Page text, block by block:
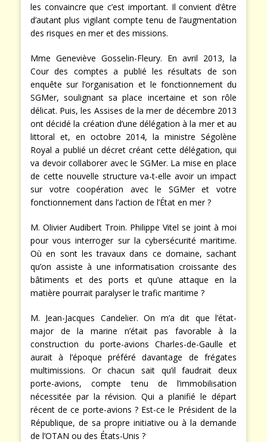
les convaincre que c’est important. Il convient d’être
d’autant plus vigilant compte tenu de l’augmentation
des risques en mer et des missions.
Mme Geneviève Gosselin-Fleury. En avril 2013, la
Cour des comptes a publié les résultats de son
enquête sur l’organisation et le fonctionnement du
SGMer, soulignant sa place incertaine et son rôle
délicat. Puis, les Assises de la mer de décembre 2013
ont décidé la création d’une délégation à la mer et au
littoral et, en octobre 2014, la ministre Ségolène
Royal a publié un décret créant cette délégation, qui
va devoir collaborer avec le SGMer. La mise en place
de cette nouvelle structure va-t-elle avoir un impact
sur votre coopération avec le SGMer et votre
fonctionnement dans l’action de l’État en mer ?
M. Olivier Audibert Troin. Philippe Vitel se joint à moi
pour vous interroger sur la cybersécurité maritime.
Où en sont les travaux dans ce domaine, sachant
qu’on assiste à une informatisation croissante des
bâtiments et des ports et qu’une attaque en la
matière pourrait paralyser le trafic maritime ?
M. Jean-Jacques Candelier. On m’a dit que l’état-
major de la marine n’était pas favorable à la
construction du porte-avions Charles-de-Gaulle et
aurait à l’époque préféré davantage de frégates
multimissions. Or chacun sait qu’il faudrait deux
porte-avions, compte tenu de l’immobilisation
nécessitée par la révision. Qui a planifié le départ
récent de ce porte-avions ? Est-ce le Président de la
République, de sa propre initiative ou à la demande
de l’OTAN ou des États-Unis ?